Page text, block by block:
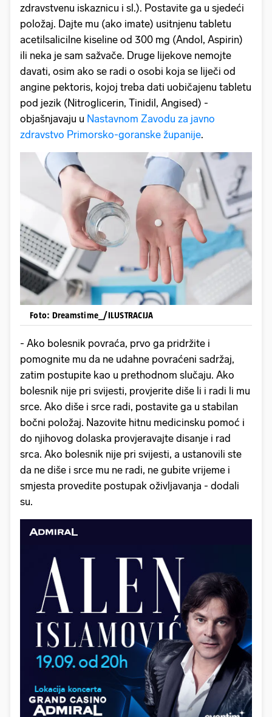
zdravstvenu iskaznicu i sl.). Postavite ga u sjedeći
položaj. Dajte mu (ako imate) usitnjenu tabletu
acetilsalicilne kiseline od 300 mg (Andol, Aspirin)
ili neka je sam sažvače. Druge lijekove nemojte
davati, osim ako se radi o osobi koja se liječi od
angine pektoris, kojoj treba dati uobičajenu tabletu
pod jezik (Nitroglicerin, Tinidil, Angised) -
objašnjavaju u Nastavnom Zavodu za javno
zdravstvo Primorsko-goranske županije.
Foto: Dreamstime_/ILUSTRACIJA
- Ako bolesnik povraća, prvo ga pridržite i
pomognite mu da ne udahne povraćeni sadržaj,
zatim postupite kao u prethodnom slučaju. Ako
bolesnik nije pri svijesti, provjerite diše li i radi li mu
srce. Ako diše i srce radi, postavite ga u stabilan
bočni položaj. Nazovite hitnu medicinsku pomoć i
do njihovog dolaska provjeravajte disanje i rad
srca. Ako bolesnik nije pri svijesti, a ustanovili ste
da ne diše i srce mu ne radi, ne gubite vrijeme i
smjesta provedite postupak oživljavanja - dodali
su.